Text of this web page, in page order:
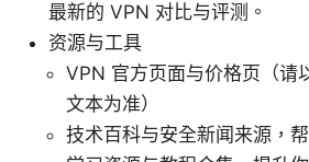
最新的 VPN 对比与评测。
资源与工具
VPN 官方页面与价格页（请
文本为准）
技术百科与安全新闻来源，